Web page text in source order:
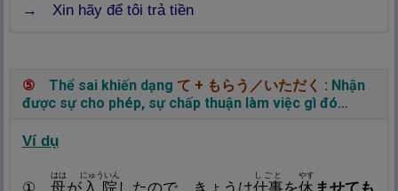
→ Xin hãy để tôi trả tiền
⑤ Thể sai khiến dạng て + もらう／いただく : Nhận
được sự cho phép, sự chấp thuận làm việc gì đó…
Ví dụ
① 母
はは
が 入 院
にゅういん
したので、きょうは仕事
しごと
を休
やす
ませても